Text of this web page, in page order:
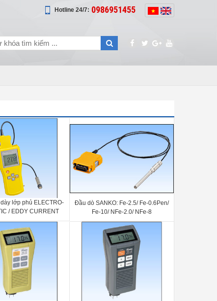
Hotline 24/7: 0986951455
lớp phủ ELECTRO-
/ EDDY CURRENT
THICKNESS METERS
7000Ⅲ+FN-325 Probe
Đầu dò SANKO: Fe-2.5/ Fe-0.6Pen/
Fe-10/ NFe-2.0/ NFe-8